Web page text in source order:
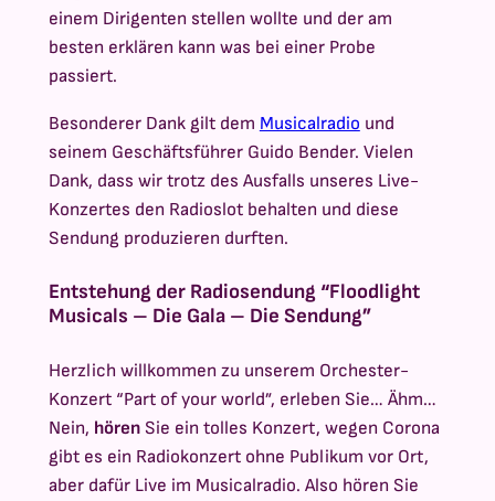
einem Dirigenten stellen wollte und der am
besten erklären kann was bei einer Probe
passiert.
Besonderer Dank gilt dem Musicalradio und
seinem Geschäftsführer Guido Bender. Vielen
Dank, dass wir trotz des Ausfalls unseres Live-
Konzertes den Radioslot behalten und diese
Sendung produzieren durften.
Entstehung der Radiosendung “Floodlight
Musicals – Die Gala – Die Sendung”
Herzlich willkommen zu unserem Orchester-
Konzert “Part of your world”, erleben Sie… Ähm…
Nein, hörenSie ein tolles Konzert, wegen Corona
gibt es ein Radiokonzert ohne Publikum vor Ort,
aber dafür Live im Musicalradio. Also hören Sie